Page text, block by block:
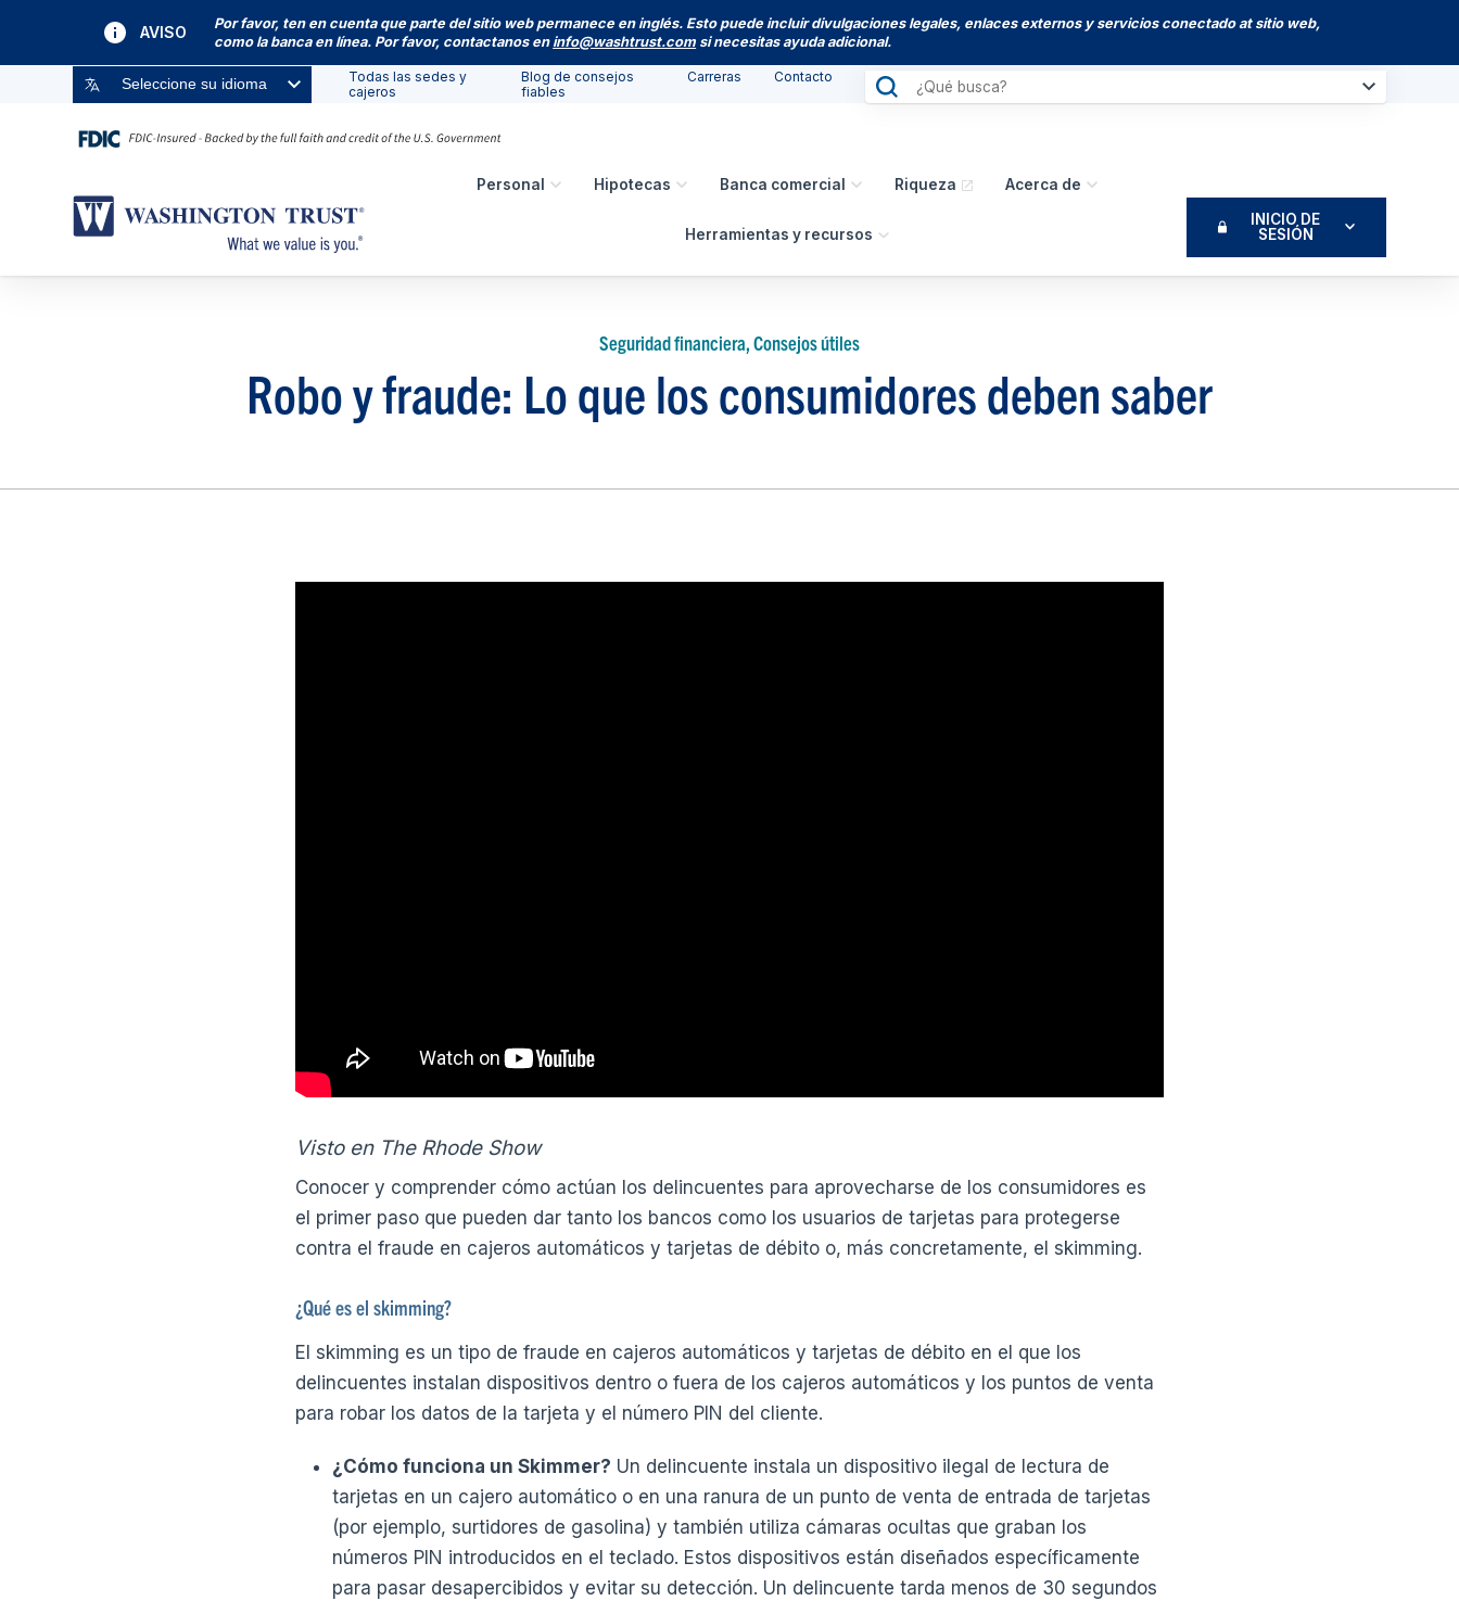
AVISO
Por favor, ten en cuenta que parte del sitio web permanece en inglés. Esto puede incluir divulgaciones legales, enlaces externos y servicios conectado at sitio web,
como la banca en línea. Por favor, contactanos en info@washtrust.com si necesitas ayuda adicional.
Seleccione su idioma
Todas las sedes y
cajeros
Blog de consejos
fiables
Carreras Contacto
Personal Hipotecas Banca comercial Riqueza Acerca de
Herramientas y recursos
INICIO DE
SESIÓN
Seguridad financiera, Consejos útiles
Robo y fraude: Lo que los consumidores deben saber
Visto en The Rhode Show
Conocer y comprender cómo actúan los delincuentes para aprovecharse de los consumidores es
el primer paso que pueden dar tanto los bancos como los usuarios de tarjetas para protegerse
contra el fraude en cajeros automáticos y tarjetas de débito o, más concretamente, el skimming.
¿Qué es el skimming?
El skimming es un tipo de fraude en cajeros automáticos y tarjetas de débito en el que los
delincuentes instalan dispositivos dentro o fuera de los cajeros automáticos y los puntos de venta
para robar los datos de la tarjeta y el número PIN del cliente.
¿Cómo funciona un Skimmer? Un delincuente instala un dispositivo ilegal de lectura de
tarjetas en un cajero automático o en una ranura de un punto de venta de entrada de tarjetas
(por ejemplo, surtidores de gasolina) y también utiliza cámaras ocultas que graban los
números PIN introducidos en el teclado. Estos dispositivos están diseñados específicamente
para pasar desapercibidos y evitar su detección. Un delincuente tarda menos de 30 segundos